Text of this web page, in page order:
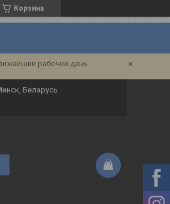
Корзина
рабочий день.
Беларусь